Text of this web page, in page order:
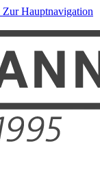
Zur Hauptnavigation